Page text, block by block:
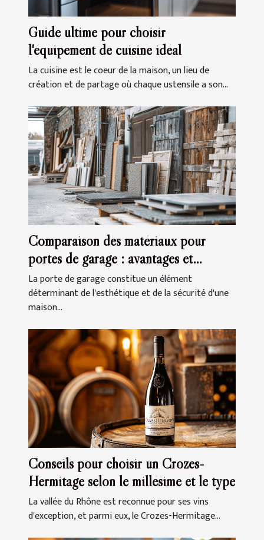
Guide ultime pour choisir
l'équipement de cuisine idéal
La cuisine est le coeur de la maison, un lieu de
création et de partage où chaque ustensile a son...
Comparaison des matériaux pour
portes de garage : avantages et
inconvénients
La porte de garage constitue un élément
déterminant de l'esthétique et de la sécurité d'une
maison...
Conseils pour choisir un Crozes-
Hermitage selon le millésime et le type
La vallée du Rhône est reconnue pour ses vins
d'exception, et parmi eux, le Crozes-Hermitage...